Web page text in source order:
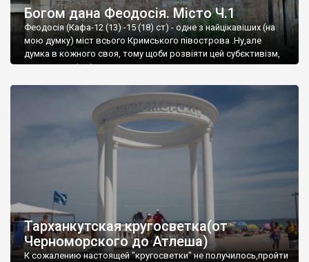
Богом дана Феодосія. Місто Ч.1
Феодосія (Кафа-12 (13) -15 (18) ст) - одне з найцікавіших (на
мою думку) міст всього Кримського півострова .Ну,але
думка в кожного своя, тому щоби розвіяти цей субєктивізм,
запрошую відвідати це
Тарханкутская кругосветка(от
Черноморского до Атлеша)
К сожалению настоящей "кругосветки" не получилось,пройти